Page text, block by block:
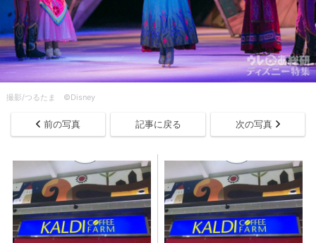
撮影/つるたま ©Disney
前の写真 記事に戻る 次の写真